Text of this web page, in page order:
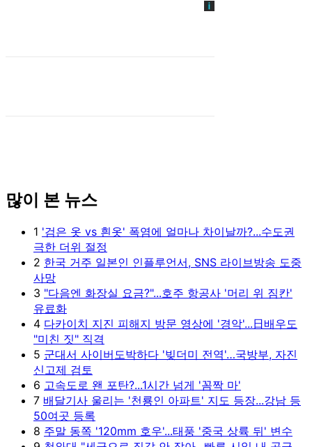
많이 본 뉴스
1 '검은 옷 vs 흰옷' 폭염에 얼마나 차이날까?...수도권
극한 더위 절정
2 한국 거주 일본인 인플루언서, SNS 라이브방송 도중
사망
3 "다음엔 화장실 요금?"...호주 항공사 '머리 위 짐칸'
유료화
4 다카이치 지진 피해지 방문 영상에 '경악'...日배우도
"미친 짓" 직격
5 군대서 사이버도박하다 '빚더미 전역'…국방부, 자진
신고제 검토
6 고속도로 왠 포탄?...1시간 넘게 '꼼짝 마'
7 배달기사 울리는 '천룡인 아파트' 지도 등장...강남 등
50여곳 등록
8 주말 동쪽 '120mm 호우'...태풍 '중국 상륙 뒤' 변수